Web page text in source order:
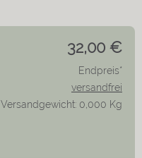
32,00 €
Endpreis*
versandfrei
Versandgewicht: 0,000 Kg